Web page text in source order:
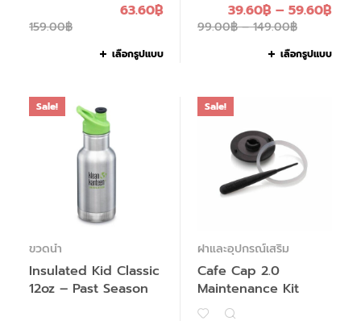
159.00฿
63.60฿
เลือกรูปแบบ
99.00฿ – 149.00฿
39.60฿ – 59.60฿
เลือกรูปแบบ
Sale!
ขวดน้ำ
Insulated Kid Classic
12oz – Past Season
Sale!
ฝาและอุปกรณ์เสริม
Cafe Cap 2.0
Maintenance Kit